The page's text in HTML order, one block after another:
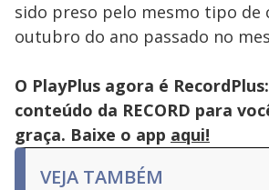
sido preso pelo mesmo tipo de
outubro do ano passado no
O PlayPlus agora é
conteúdo da RECORD para
graça. Baixe o app aqui!
VEJA TAMBÉM